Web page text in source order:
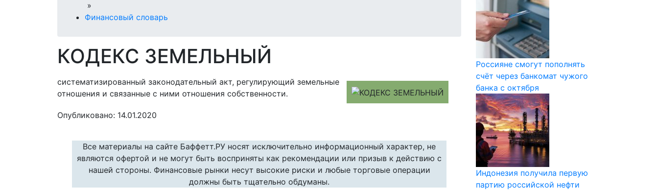
»
Финансовый словарь
КОДЕКС ЗЕМЕЛЬНЫЙ
систематизированный законодательный акт, регулирующий земельные
отношения и связанные с ними отношения собственности.
Опубликовано: 14.01.2020
Все материалы на сайте Баффетт.РУ носят исключительно информационный характер, не
являются офертой и не могут быть восприняты как рекомендации или призыв к действию с
нашей стороны. Финансовые рынки несут высокие риски и любые торговые операции
должны быть тщательно обдуманы.
Россияне смогут пополнять
счёт через банкомат чужого
банка с октября
Индонезия получила первую
партию российской нефти